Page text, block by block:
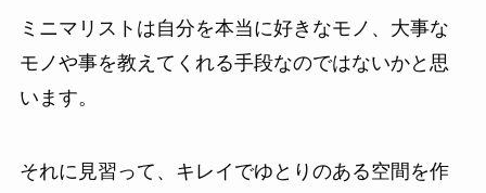
ミニマリストは自分を本当に好きなモノ、大事な
モノや事を教えてくれる手段なのではないかと思
います。
それに見習って、キレイでゆとりのある空間を作